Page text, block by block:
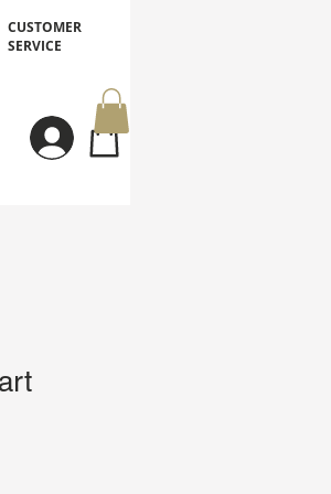
CUSTOMER
SERVICE
Inloggen